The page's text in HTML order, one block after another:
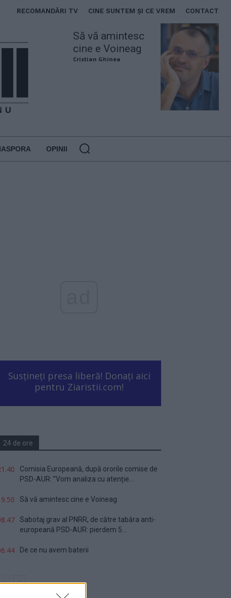
RECOMANDĂRI TV CINE SUNTEM ȘI CE VREM CONTACT
Să vă amintesc
cine e Voineag
Cristian Ghinea
OPINII
Susțineți presa liberă! Donați aici
pentru Ziaristii.com!
24 de ore
Comisia Europeană, după ororile comise de
PSD-AUR: ”Vom analiza cu atenție...
Să vă amintesc cine e Voineag
Sabotaj grav al PNRR, de către tabăra anti-
europeană PSD-AUR: pierdem 5...
De ce nu avem baterii